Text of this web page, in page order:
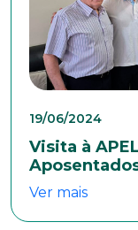
19/06/2024
Visita à
Ver mais
Faça parte
colaboradores.
*Campos
Nome completo*